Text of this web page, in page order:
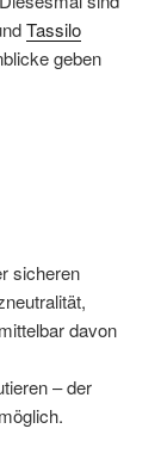
Tassilo
geben
sicheren
davon
– der